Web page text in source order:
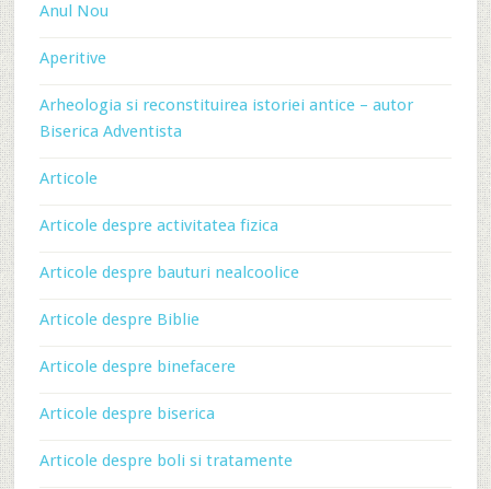
Anul Nou
Aperitive
Arheologia si reconstituirea istoriei antice – autor
Biserica Adventista
Articole
Articole despre activitatea fizica
Articole despre bauturi nealcoolice
Articole despre Biblie
Articole despre binefacere
Articole despre biserica
Articole despre boli si tratamente